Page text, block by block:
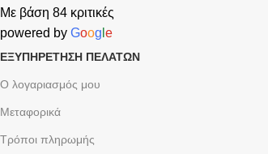
Με βάση 84 κριτικές
powered by Goog e
ΕΞΥΠΗΡΈΤΗΣΗ ΠΕΛΑΤΏΝ
Ο λογαριασμός μου
Μεταφορικά
Τρόποι πληρωμής